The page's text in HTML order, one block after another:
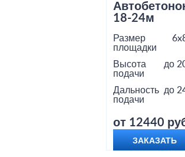
18-24м
Размер
площадки
Высота
подачи
до
Дальность
подачи
до
от 12440
ЗАКАЗАТЬ